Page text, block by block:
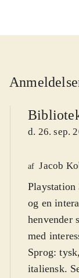
d. 26. sep.
af Jacob
Playstation
og en
henvender
med
Sprog:
italiensk.